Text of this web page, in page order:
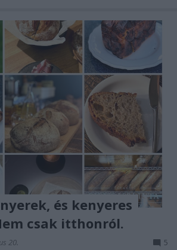
és kenyeres
csak itthonról.
20. 5